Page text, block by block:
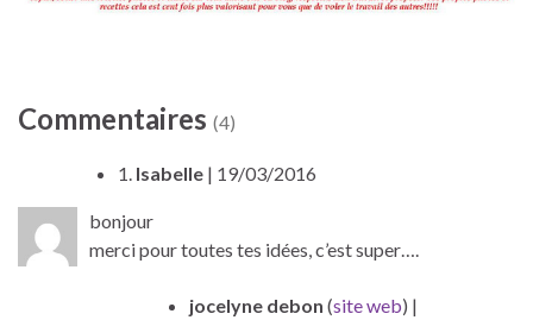
Commentaires (4)
1. Isabelle | 19/03/2016
bonjour
merci pour toutes tes idées, c’est super….
jocelyne debon (site web) |